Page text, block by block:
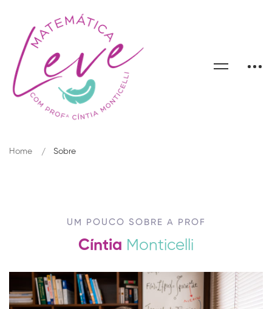
Home Sobre
UM POUCO SOBRE A PROF
Cíntia Monticelli